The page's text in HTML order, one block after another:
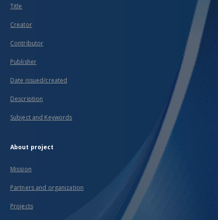
Title
Creator
Contributor
Publisher
Date issued/created
Description
Subject and Keywords
About project
Mission
Partners and organization
Projects